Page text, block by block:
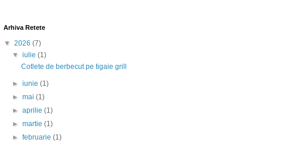
Arhiva Retete
▼ 2026 (7)
▼iulie(1)
Cotlete de berbecut pe tigaie grill
►iunie(1)
►mai(1)
►aprilie(1)
►martie(1)
►februarie(1)